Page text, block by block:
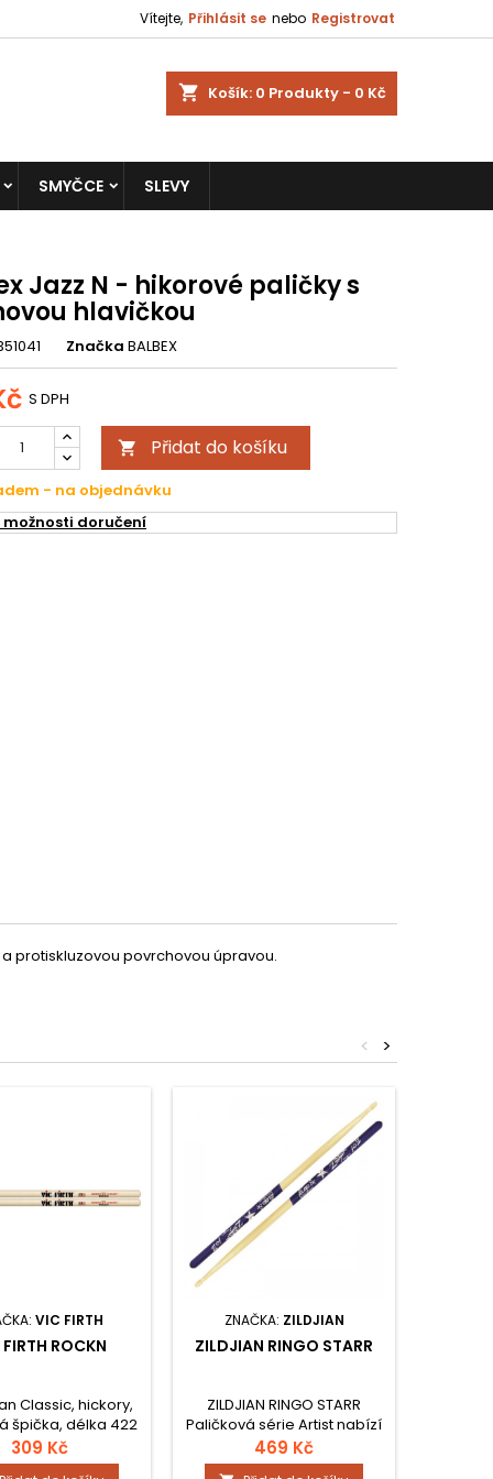
Vítejte, Přihlásit se nebo Registrovat
shopping_cart Košík: 0 Produkty - 0 Kč
SMYČCE SLEVY
Jazz N - hikorové paličky s
hlavičkou
Značka BALBEX
S DPH
 Přidat do košíku
- na objednávku
možnosti doručení
protiskluzovou povrchovou úpravou.
>
<
VIC FIRTH
ROCKN
Classic, hickory,
špička, délka 422
průměr 16
paličky ze
309 Kč
ZNAČKA: ZILDJIAN
ZILDJIAN RINGO STARR
ZILDJIAN RINGO STARR
Paličková série Artist nabízí
více jak 40 modelů,
vyrobených pro slavné
469 Kč